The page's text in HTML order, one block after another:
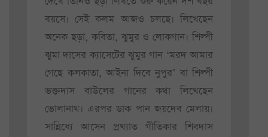
বয়সে। সেই কলম আজও চলছে। লিখেছেন
অনেক ছড়া, কবিতা, ঝুমুর ও লোকগান। শিল্পী
ঝুমা দাসের ক্যাসেটের ঝুমুর গান ‘মরদ আমার
গেছে কলকাতা, আইনা দিবে নুপুর’ বা শিল্পী
ভক্তদাস বাউলের গানের কথা লিখেছেন
ভোলানাথ। এরপর ডাক পান জয়দেব মেলায়।
সান্নিধ্যে আসেন প্রখ্যাত গীতিকার শিবদাস